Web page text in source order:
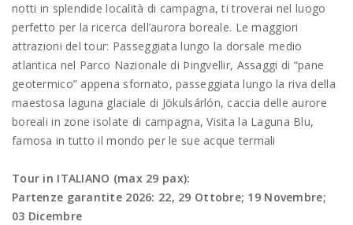
notti in splendide località di campagna, ti troverai nel luogo
perfetto per la ricerca dell’aurora boreale. Le maggiori
attrazioni del tour: Passeggiata lungo la dorsale medio
atlantica nel Parco Nazionale di Þingvellir, Assaggi di “pane
geotermico” appena sfornato, passeggiata lungo la riva della
maestosa laguna glaciale di Jökulsárlón, caccia delle aurore
boreali in zone isolate di campagna, Visita la Laguna Blu,
famosa in tutto il mondo per le sue acque termali
Tour in ITALIANO (max 29 pax):
Partenze garantite 2026: 22, 29 Ottobre; 19 Novembre;
03 Dicembre